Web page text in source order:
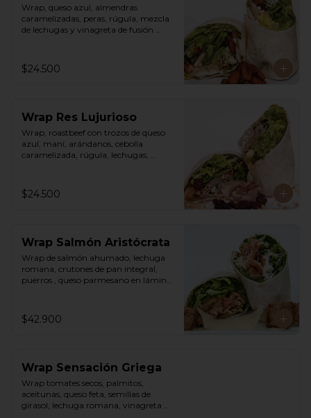
Wrap, queso azul, almendras
caramelizadas, peras, rúgula, mezcla
de lechugas y vinagreta de fusión
$24.500
Wrap Res Lujurioso
Wrap, roastbeef con trozos de queso
azul, maní, arándanos, cebolla
caramelizada, rúgula, lechugas,
$24.500
Wrap Salmón Aristócrata
Wrap de salmón ahumado, lechuga
romana, crutones de pan integral,
puerros , queso parmesano en láminas
$42.900
Wrap Sensación Griega
Wrap tomates secos, palmitos,
aceitunas, queso feta, semillas de
girasol, lechuga romana, vinagreta